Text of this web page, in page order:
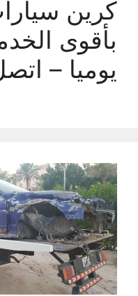
كرين
يوميا – اتصل 92220007